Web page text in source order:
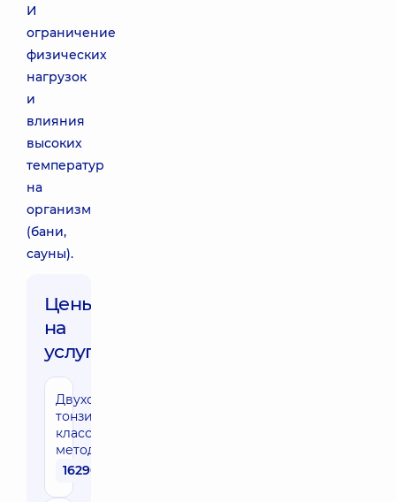
И
ограничение
физических
нагрузок
и
влияния
высоких
температур
на
организм
(бани,
сауны).
Цены
на
услуги:
Двухсторонняя
тонзиллотомия
классическим
методом
16290 грн